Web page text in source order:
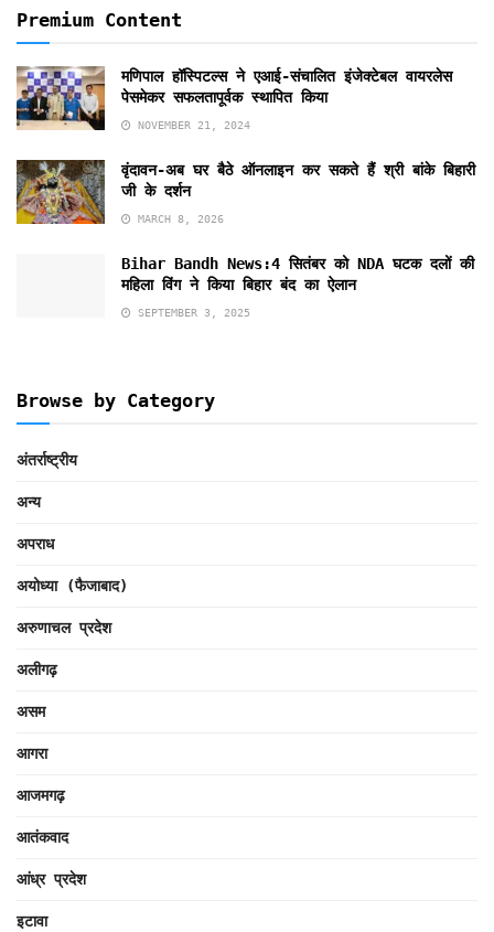
Premium Content
मणिपाल हॉस्पिटल्स ने एआई-संचालित इंजेक्टेबल वायरलेस
पेसमेकर सफलतापूर्वक स्थापित किया
NOVEMBER 21, 2024
वृंदावन-अब घर बैठे ऑनलाइन कर सकते हैं श्री बांके बिहारी
जी के दर्शन
MARCH 8, 2026
Bihar Bandh News:4 सितंबर को NDA घटक दलों की
महिला विंग ने किया बिहार बंद का ऐलान
SEPTEMBER 3, 2025
Browse by Category
अंतर्राष्ट्रीय
अन्य
अपराध
अयोध्या (फैजाबाद)
अरुणाचल प्रदेश
अलीगढ़
असम
आगरा
आजमगढ़
आतंकवाद
आंध्र प्रदेश
इटावा